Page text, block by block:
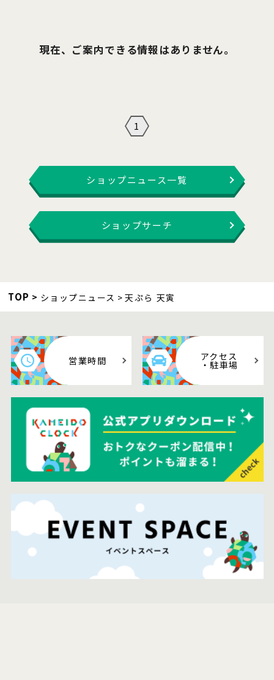
現在、ご案内できる情報はありません。
1
ショップニュース一覧
ショップサーチ
TOP ショップニュース 天ぷら 天寅
営業時間 アクセス
・駐車場